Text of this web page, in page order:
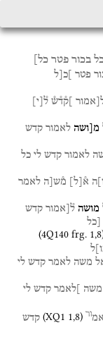
בכור פטר כל]
פטר ]כ[ל
]ק֯ד֯ש֯ ל֯ י
מ[ושה לאמור קדש
לאמור קדש לי כל
ה א֯ ל מ֯ש[ה לאמר
מושה ל֯[אמור קדש
[כל
(4Q140 frg. 1,8
משה לאמר קדש לי
משה ]לאמר קדש לי
אמור (XQ1 1,8)
קדש